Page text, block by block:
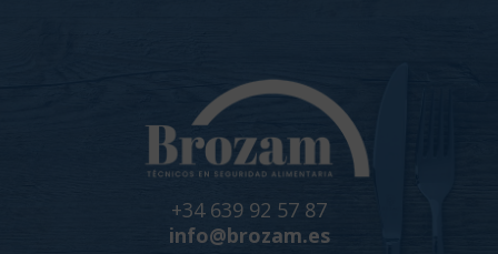
+34 639 92 57 87
info@brozam.es